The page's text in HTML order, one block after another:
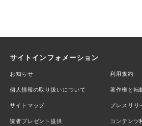
サイトインフォメーション
お知らせ 利用規約
個人情報の取り扱いについて 著作権と転
サイトマップ プレスリリ
読者プレゼント提供 コンテンツ